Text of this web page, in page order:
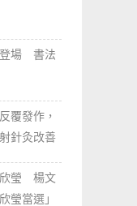
登場 書法
覆發作，
針灸改善
欣瑩 楊文
瑩當選」